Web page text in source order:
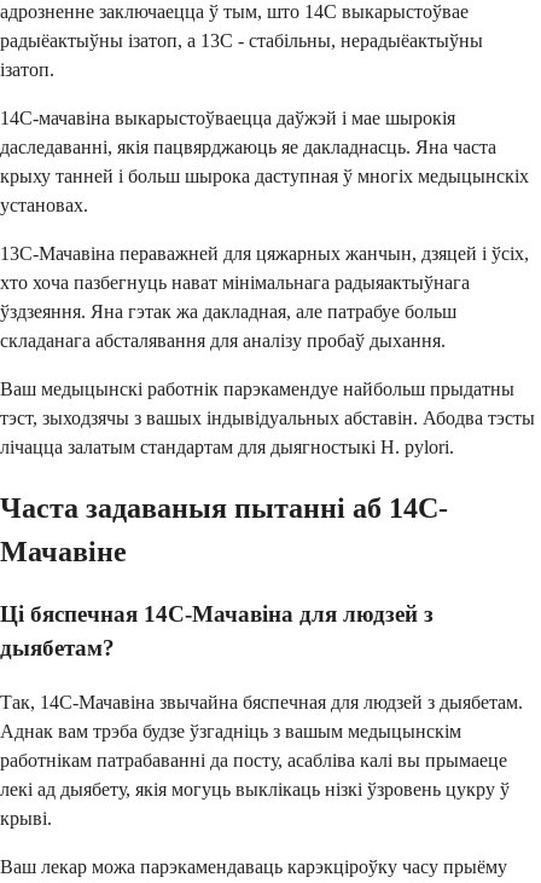
адрозненне заключаецца ў тым, што 14C выкарыстоўвае
радыёактыўны ізатоп, а 13C - стабільны, нерадыёактыўны
ізатоп.
14C-мачавіна выкарыстоўваецца даўжэй і мае шырокія
даследаванні, якія пацвярджаюць яе дакладнасць. Яна часта
крыху танней і больш шырока даступная ў многіх медыцынскіх
установах.
13C-Мачавіна пераважней для цяжарных жанчын, дзяцей і ўсіх,
хто хоча пазбегнуць нават мінімальнага радыяактыўнага
ўздзеяння. Яна гэтак жа дакладная, але патрабуе больш
складанага абсталявання для аналізу пробаў дыхання.
Ваш медыцынскі работнік парэкамендуе найбольш прыдатны
тэст, зыходзячы з вашых індывідуальных абставін. Абодва тэсты
лічацца залатым стандартам для дыягностыкі H. pylori.
Часта задаваныя пытанні аб 14C-
Мачавіне
Ці бяспечная 14C-Мачавіна для людзей з
дыябетам?
Так, 14C-Мачавіна звычайна бяспечная для людзей з дыябетам.
Аднак вам трэба будзе ўзгадніць з вашым медыцынскім
работнікам патрабаванні да посту, асабліва калі вы прымаеце
лекі ад дыябету, якія могуць выклікаць нізкі ўзровень цукру ў
крыві.
Ваш лекар можа парэкамендаваць карэкціроўку часу прыёму